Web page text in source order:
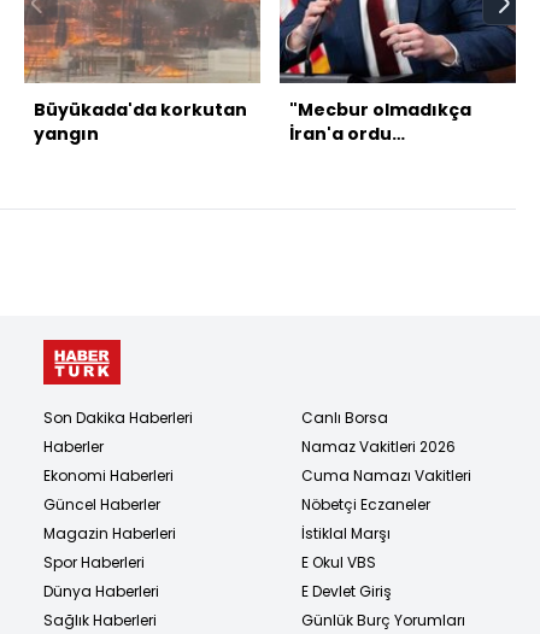
Büyükada'da korkutan
yangın
"Mecbur olmadıkça
İran'a ordu
Son Dakika Haberleri
Haberler
Ekonomi Haberleri
Güncel Haberler
Magazin Haberleri
Spor Haberleri
Dünya Haberleri
Sağlık Haberleri
Canlı Borsa
Namaz Vakitleri 2026
Cuma Namazı Vakitleri
Nöbetçi Eczaneler
İstiklal Marşı
E Okul VBS
E Devlet Giriş
Günlük Burç Yorumları